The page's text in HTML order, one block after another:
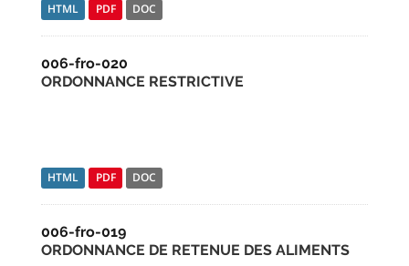
HTML PDF DOC
006-fro-020
ORDONNANCE RESTRICTIVE
HTML PDF DOC
006-fro-019
ORDONNANCE DE RETENUE DES ALIMENTS